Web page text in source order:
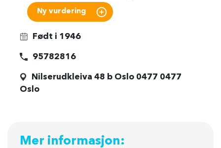
Født i 1946
95782816
Nilserudkleiva 48 b Oslo 0477 0477
Oslo
Mer informasjon: